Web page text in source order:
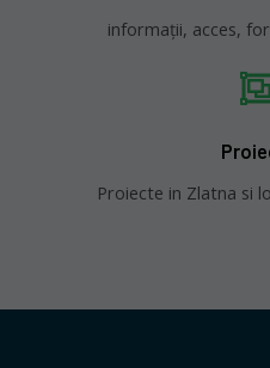
informații, acces,
Proiecte in Zlatna si